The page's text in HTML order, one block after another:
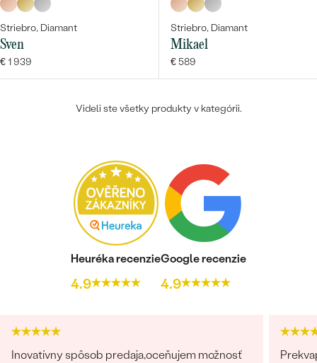
Striebro, Diamant
Sven
€ 1 939
Striebro, Diamant
Mikael
€ 589
Videli ste všetky produkty v kategórii.
Heuréka recenzie
4.9
Google recenzie
4.9
Inovatívny spôsob predaja,oceňujem možnosť